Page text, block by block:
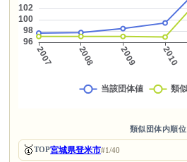
類似団体内順位
🥇TOP宮城県登米市#1/40